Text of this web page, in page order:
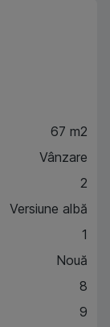
67 m2
Vânzare
2
Versiune albă
1
Nouă
8
9